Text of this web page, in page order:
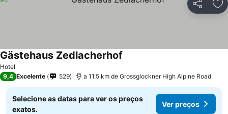
Partilhar
Hotel
Gästehaus Zedlacherhof
9,4 Excelente 529 a 11.5 km de Grossglockner High Alpine Road
Selecione as datas para ver os preços
exatos.
Ver preços